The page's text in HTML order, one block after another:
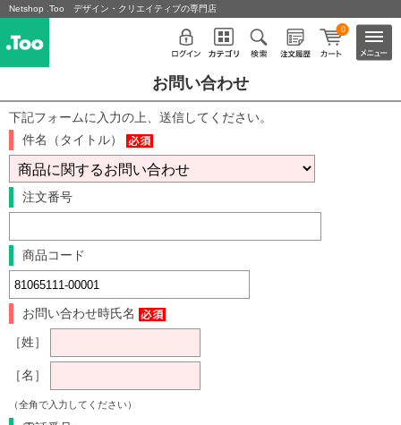
Netshop .Too デザイン・クリエイティブの専門店
0
お問い合わせ
下記フォームに入力の上、送信してください。
件名（タイトル）
注文番号
商品コード
お問い合わせ時氏名
［姓］
［名］
（全角で入力してください）